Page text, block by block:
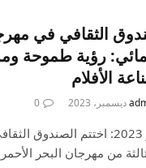
الثقافي في
رؤية طموحة
الأفلام
0
جدة، 10 ديسمبر 2023: اختتم
من مهرجان البحر